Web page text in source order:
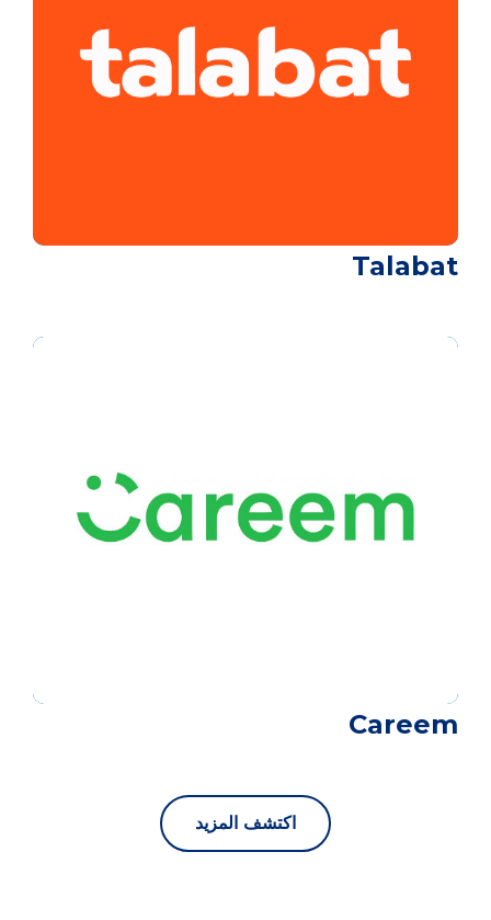
Talabat
Careem
اكتشف المزيد